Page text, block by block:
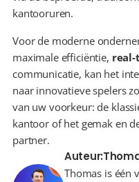
kantooruren.
Voor de moderne
maximale efficiëntie,
communicatie, kan het
naar innovatieve spelers
van uw voorkeur: de
kantoor of het gemak en
partner.
Auteur:
Thomas is één